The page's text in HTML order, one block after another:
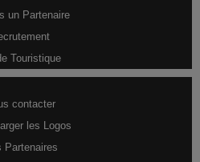
un Partenaire
Touristique
contacter
les Logos
Partenaires